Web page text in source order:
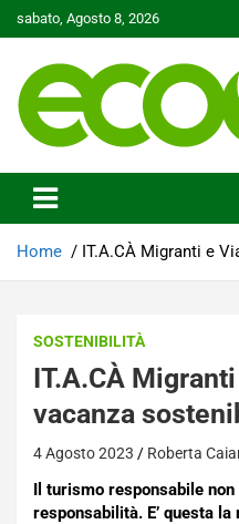
to
sabato, Agosto 8, 2026
Ecoo.it
Home IT.A.CÀ Migranti e
SOSTENIBILITÀ
IT.A.CÀ
vacanza
4 Agosto 2023 Roberta
Il turismo responsabile
responsabilità. E’ questa